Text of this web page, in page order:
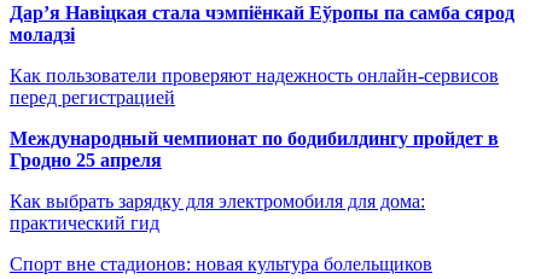
Дар’я Навіцкая стала чэмпіёнкай Еўропы па самба сярод
моладзі
Как пользователи проверяют надежность онлайн-сервисов
перед регистрацией
Международный чемпионат по бодибилдингу пройдет в
Гродно 25 апреля
Как выбрать зарядку для электромобиля для дома:
практический гид
Спорт вне стадионов: новая культура болельщиков